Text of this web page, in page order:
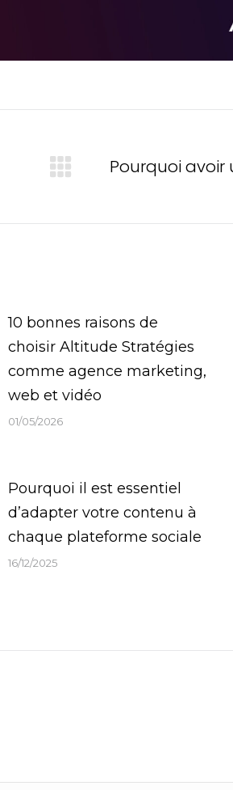
Onglet
Pourquoi avoir
10 bonnes raisons de
choisir Altitude Stratégies
comme agence marketing,
web et vidéo
01/05/2026
Pourquoi il est essentiel
d’adapter votre contenu à
chaque plateforme sociale
16/12/2025